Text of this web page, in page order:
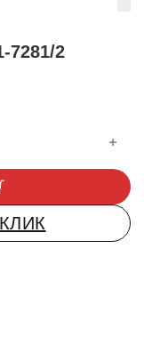
7281/2
цена
цена: 12000
7281/2